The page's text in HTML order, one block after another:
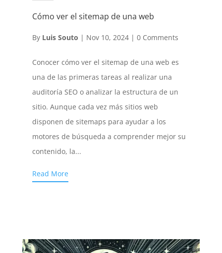
Cómo ver el sitemap de una web
By Luis Souto | Nov 10, 2024| 0 Comments
Conocer cómo ver el sitemap de una web es
una de las primeras tareas al realizar una
auditoría SEO o analizar la estructura de un
sitio. Aunque cada vez más sitios web
disponen de sitemaps para ayudar a los
motores de búsqueda a comprender mejor su
contenido, la...
Read More